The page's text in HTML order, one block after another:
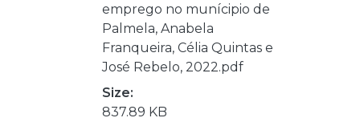
emprego no munícipio de
Palmela, Anabela
Franqueira, Célia Quintas e
José Rebelo, 2022.pdf
Size:
837.89 KB